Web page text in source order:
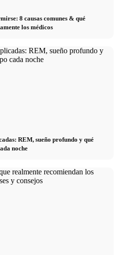
8 causas comunes & qué
los médicos
REM, sueño profundo y qué
noche